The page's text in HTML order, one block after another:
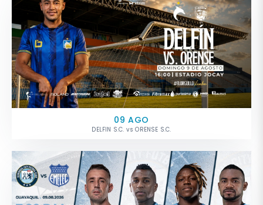
09 AGO
DELFIN S.C. vs ORENSE S.C.